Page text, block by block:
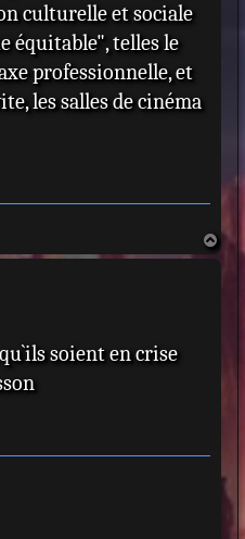
culturelle et sociale
équitable", telles le
professionnelle, et
les salles de cinéma
H
soient en crise